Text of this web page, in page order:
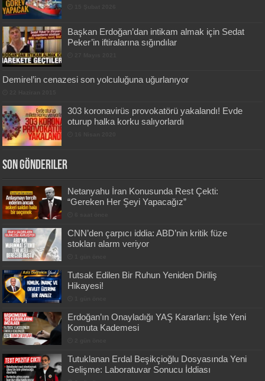
Başkan Erdoğan’dan intikam almak için Sedat
Peker’in iftiralarına sığındılar
Demirel’in cenazesi son yolculuğuna uğurlanıyor
303 koronavirüs provokatörü yakalandı! Evde
oturup halka korku salıyorlardı
Son Gönderiler
Netanyahu İran Konusunda Rest Çekti:
“Gereken Her Şeyi Yapacağız”
CNN’den çarpıcı iddia: ABD’nin kritik füze
stokları alarm veriyor
Tutsak Edilen Bir Ruhun Yeniden Diriliş
Hikayesi!
Erdoğan’ın Onayladığı YAŞ Kararları: İşte Yeni
Komuta Kademesi
Tutuklanan Erdal Beşikçioğlu Dosyasında Yeni
Gelişme: Laboratuvar Sonucu İddiası